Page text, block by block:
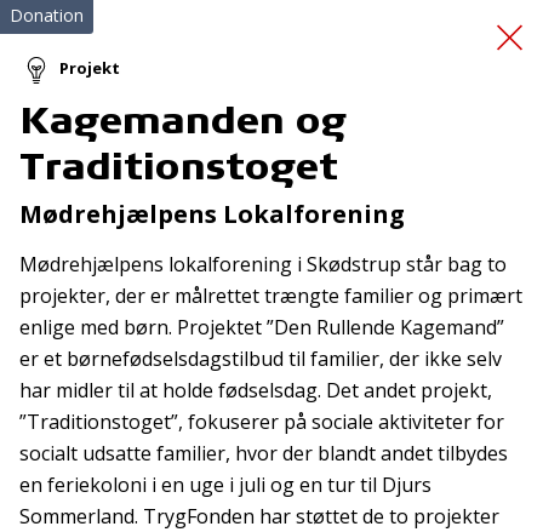
Hjertelungeredning
Donation
Projekt
Kagemanden og
Traditionstoget
Mødrehjælpens Lokalforening
Mødrehjælpens lokalforening i Skødstrup står bag to
projekter, der er målrettet trængte familier og primært
enlige med børn. Projektet ”Den Rullende Kagemand”
er et børnefødselsdagstilbud til familier, der ikke selv
har midler til at holde fødselsdag. Det andet projekt,
”Traditionstoget”, fokuserer på sociale aktiviteter for
socialt udsatte familier, hvor der blandt andet tilbydes
en feriekoloni i en uge i juli og en tur til Djurs
Sommerland. TrygFonden har støttet de to projekter
Tilmeld nyhedsbrev
De seneste nyheder om TrygFondens og TryghedsGruppens
aktiviteter direkte i din indbakke.
Tilmeld